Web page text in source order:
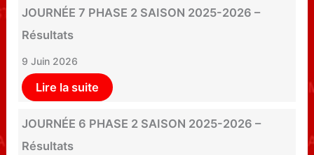
JOURNÉE 7 PHASE 2 SAISON 2025-2026 –
Résultats
9 Juin 2026
Lire la suite
JOURNÉE 6 PHASE 2 SAISON 2025-2026 –
Résultats